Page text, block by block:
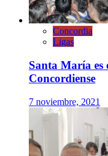
Concordia
Ligas
Santa María es
Concordiense
7 noviembre, 2021